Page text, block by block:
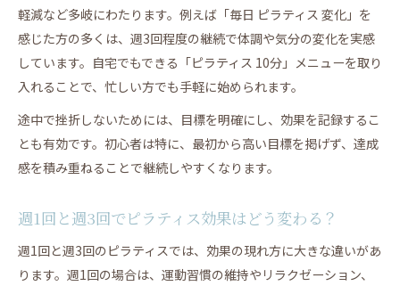
軽減など多岐にわたります。例えば「毎日 ピラティス 変化」を
感じた方の多くは、週3回程度の継続で体調や気分の変化を実感
しています。自宅でもできる「ピラティス 10分」メニューを取り
入れることで、忙しい方でも手軽に始められます。
途中で挫折しないためには、目標を明確にし、効果を記録するこ
とも有効です。初心者は特に、最初から高い目標を掲げず、達成
感を積み重ねることで継続しやすくなります。
週1回と週3回でピラティス効果はどう変わる？
週1回と週3回のピラティスでは、効果の現れ方に大きな違いがあ
ります。週1回の場合は、運動習慣の維持やリラクゼーション、